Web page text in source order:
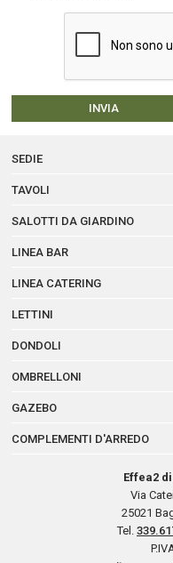
SEDIE
TAVOLI
SALOTTI DA GIARDINO
LINEA BAR
LINEA CATERING
LETTINI
DONDOLI
OMBRELLONI
GAZEBO
COMPLEMENTI D'ARREDO
Effea2
Via
25021
Tel.